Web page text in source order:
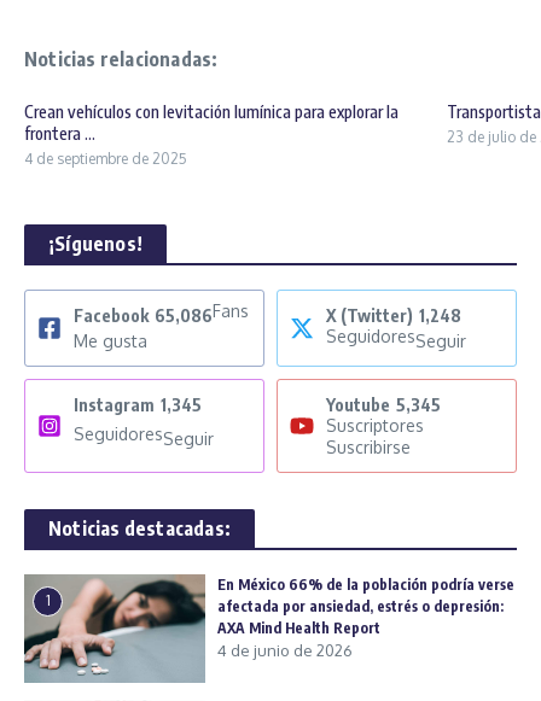
Noticias relacionadas:
Crean vehículos con levitación lumínica para explorar la
frontera ...
4 de septiembre de 2025
23 de julio de
¡Síguenos!
Facebook 65,086Fans
Me gusta
X (Twitter) 1,248
SeguidoresSeguir
Instagram 1,345
SeguidoresSeguir
Youtube 5,345
Suscriptores
Suscribirse
Noticias destacadas:
1
En México 66% de la población podría verse
afectada por ansiedad, estrés o depresión:
AXA Mind Health Report
4 de junio de 2026